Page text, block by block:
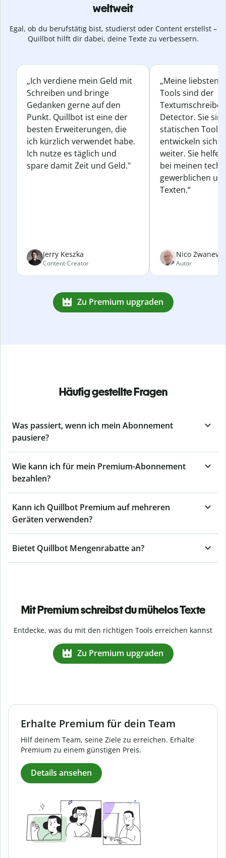
weltweit
Egal, ob du berufstätig bist, studierst oder Content erstellst –
Quillbot hilft dir dabei, deine Texte zu verbessern.
„Ich verdiene mein Geld mit
Schreiben und bringe
Gedanken gerne auf den
Punkt. Quillbot ist eine der
besten Erweiterungen, die
ich kürzlich verwendet habe.
Ich nutze es täglich und
spare damit Zeit und Geld."
Jerry Keszka
Content-Creator
„Meine liebsten
Tools sind der
Detector. Sie
statischen
entwickeln sich
weiter. Sie
bei meinen
gewerblichen
Texten.“
Nico
Autor
Zu Premium upgraden
Häufig gestellte Fragen
Was passiert, wenn ich mein Abonnement
pausiere?
Wie kann ich für mein Premium-Abonnement
bezahlen?
Kann ich Quillbot Premium auf mehreren
Geräten verwenden?
Bietet Quillbot Mengenrabatte an?
Mit Premium schreibst du mühelos Texte
Entdecke, was du mit den richtigen Tools erreichen kannst
Zu Premium upgraden
Erhalte Premium für dein Team
Hilf deinem Team, seine Ziele zu erreichen. Erhalte
Premium zu einem günstigen Preis.
Details ansehen